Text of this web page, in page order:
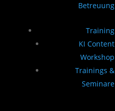
Betreuung
Training
KI Content
Workshop
Trainings &
Seminare